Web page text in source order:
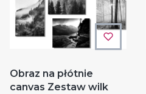
Obraz na płótnie
canvas Zestaw wilk